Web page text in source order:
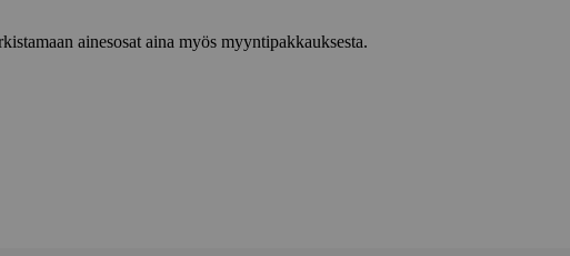
ainesosat aina myös myyntipakkauksesta.